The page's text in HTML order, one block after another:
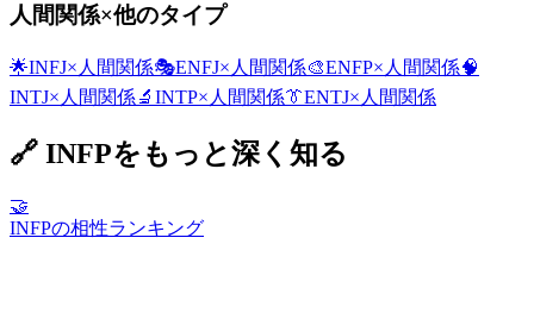
人間関係×他のタイプ
🌟INFJ× 人間関係🎭ENFJ× 人間関係🎨ENFP× 人間関係🧠
INTJ× 人間関係🔬 INTP× 人間関係👔ENTJ× 人間関係
🔗 INFPをもっと深く知る
🤝
INFPの相性ランキング